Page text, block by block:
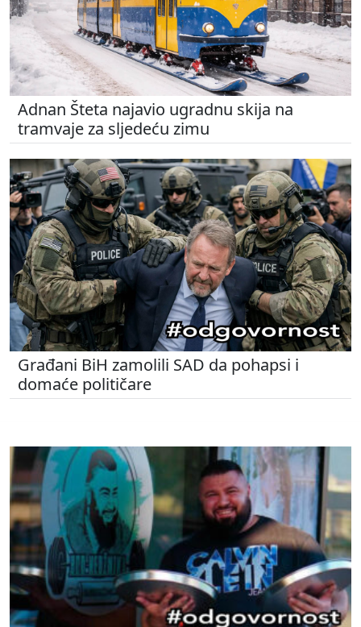
Adnan Šteta najavio ugradnu skija na
tramvaje za sljedeću zimu
Građani BiH zamolili SAD da pohapsi i
domaće političare